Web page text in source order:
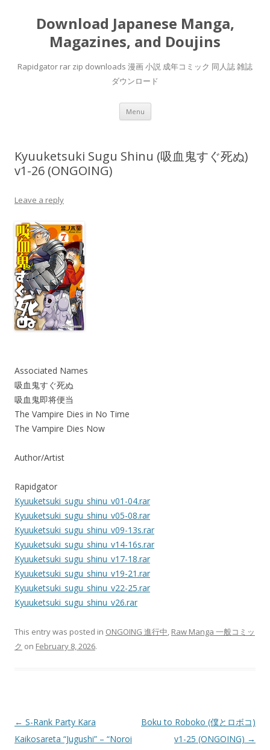
Download Japanese Manga,
Magazines, and Doujins
Rapidgator rar zip downloads 漫画 小説 成年コミック 同人誌 雑誌
ダウンロード
Menu Skip
content
Kyuuketsuki Sugu Shinu (吸血鬼すぐ死ぬ)
v1-26 (ONGOING)
Leave a reply
Associated Names
吸血鬼すぐ死ぬ
吸血鬼即将便当
The Vampire Dies in No Time
The Vampire Dies Now
Author/Artist
Rapidgator
Kyuuketsuki_sugu_shinu_v01-04.rar
Kyuuketsuki_sugu_shinu_v05-08.rar
Kyuuketsuki_sugu_shinu_v09-13s.rar
Kyuuketsuki_sugu_shinu_v14-16s.rar
Kyuuketsuki_sugu_shinu_v17-18.rar
Kyuuketsuki_sugu_shinu_v19-21.rar
Kyuuketsuki_sugu_shinu_v22-25.rar
Kyuuketsuki_sugu_shinu_v26.rar
This entry was posted in ONGOING 進行中, Raw Manga 一般コミッ
ク on February 8, 2026.
Post
navigation
← S-Rank Party Kara
Kaikosareta “Jugushi” – “Noroi
Boku to Roboko (僕とロボコ)
v1-25 (ONGOING) →